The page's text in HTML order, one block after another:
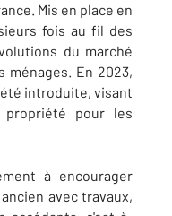
Mis en place en
fois au fil des
du marché
ménages. En 2023,
été introduite, visant
pour les
à encourager
avec travaux,